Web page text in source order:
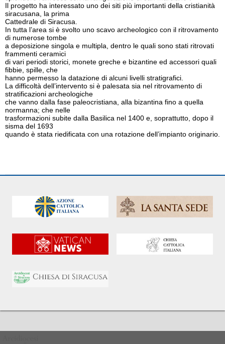
Il progetto ha interessato uno dei siti più importanti della cristianità
siracusana, la prima
Cattedrale di Siracusa.
In tutta l’area si è svolto uno scavo archeologico con il ritrovamento
di numerose tombe
a deposizione singola e multipla, dentro le quali sono stati ritrovati
frammenti ceramici
di vari periodi storici, monete greche e bizantine ed accessori quali
fibbie, spille, che
hanno permesso la datazione di alcuni livelli stratigrafici.
La difficoltà dell’intervento si è palesata sia nel ritrovamento di
stratificazioni archeologiche
che vanno dalla fase paleocristiana, alla bizantina fino a quella
normanna; che nelle
trasformazioni subite dalla Basilica nel 1400 e, soprattutto, dopo il
sisma del 1693
quando è stata riedificata con una rotazione dell’impianto originario.